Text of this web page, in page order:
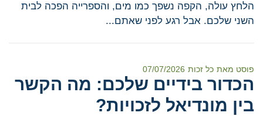
הלחץ עולה, הקפה נשפך כמו מים, והספרייה הפכה לבית
השני שלכם. אבל רגע לפני שאתם...
פוסט מאת כל זכות 07/07/2026
הכדור בידיים שלכם: מה הקשר
בין מונדיאל לזכויות?